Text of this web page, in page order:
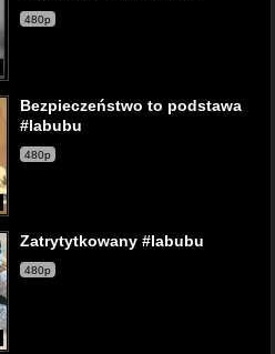
480p
Bezpieczeństwo to podstawa
#labubu
480p
Zatrytytkowany #labubu
480p